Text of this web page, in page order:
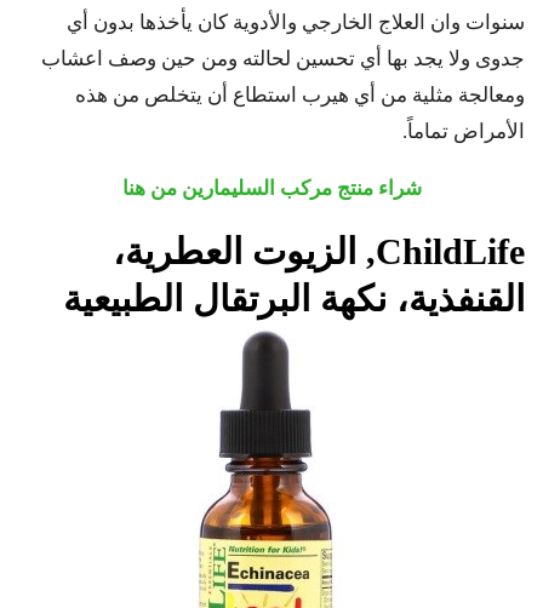
سنوات وان العلاج الخارجي والأدوية كان يأخذها بدون أي
جدوى ولا يجد بها أي تحسين لحالته ومن حين وصف اعشاب
ومعالجة مثلية من أي هيرب استطاع أن يتخلص من هذه
الأمراض تماماً.
شراء منتجمركب السليمارين من هنا
ChildLife, الزيوت العطرية،
القنفذية، نكهة البرتقال الطبيعية